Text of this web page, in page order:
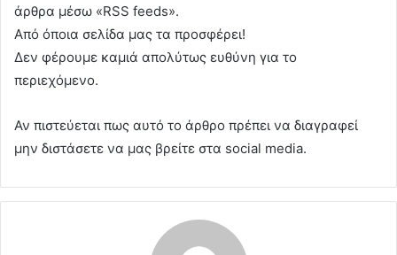
άρθρα μέσω «RSS feeds».
Από όποια σελίδα μας τα προσφέρει!
Δεν φέρουμε καμιά απολύτως ευθύνη για το
περιεχόμενο.
Αν πιστεύεται πως αυτό το άρθρο πρέπει να διαγραφεί
μην διστάσετε να μας βρείτε στα social media.